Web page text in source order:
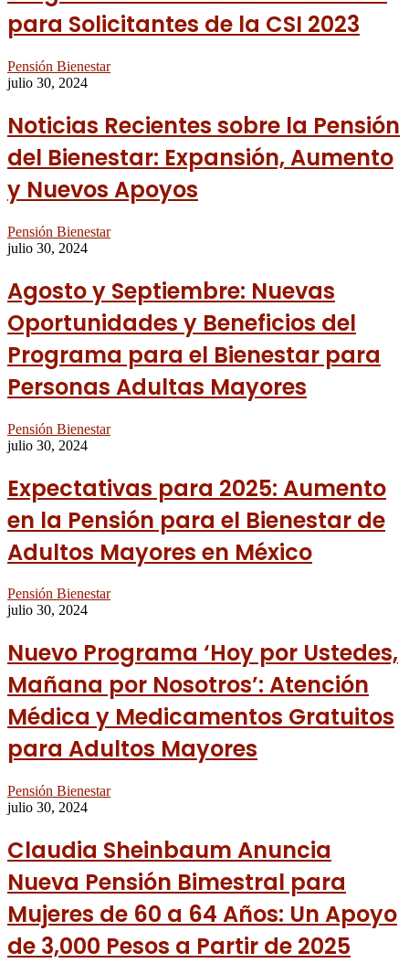
para Solicitantes de la CSI 2023
Pensión Bienestar
julio 30, 2024
Noticias Recientes sobre la Pensión
del Bienestar: Expansión, Aumento
y Nuevos Apoyos
Pensión Bienestar
julio 30, 2024
Agosto y Septiembre: Nuevas
Oportunidades y Beneficios del
Programa para el Bienestar para
Personas Adultas Mayores
Pensión Bienestar
julio 30, 2024
Expectativas para 2025: Aumento
en la Pensión para el Bienestar de
Adultos Mayores en México
Pensión Bienestar
julio 30, 2024
Nuevo Programa ‘Hoy por Ustedes,
Mañana por Nosotros’: Atención
Médica y Medicamentos Gratuitos
para Adultos Mayores
Pensión Bienestar
julio 30, 2024
Claudia Sheinbaum Anuncia
Nueva Pensión Bimestral para
Mujeres de 60 a 64 Años: Un Apoyo
de 3,000 Pesos a Partir de 2025